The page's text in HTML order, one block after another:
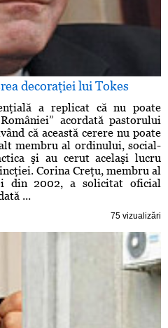
decoraţiei lui Tokes
a replicat că nu poate
acordată pastorului
că această cerere nu poate
membru al ordinului, social-
şi au cerut acelaşi lucru
Corina Creţu, membru al
din 2002, a solicitat oficial
...
75 vizualizări